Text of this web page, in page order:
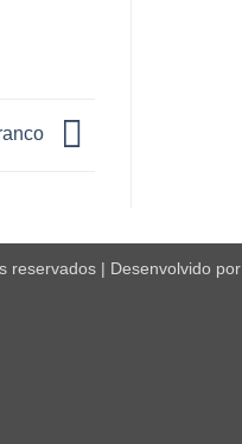
reservados | Desenvolvido por